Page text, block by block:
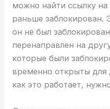
можно найти ссылку
раньше заблокирован.
он не был
перенаправлен на
которые были
временно открыты для
как это работает,